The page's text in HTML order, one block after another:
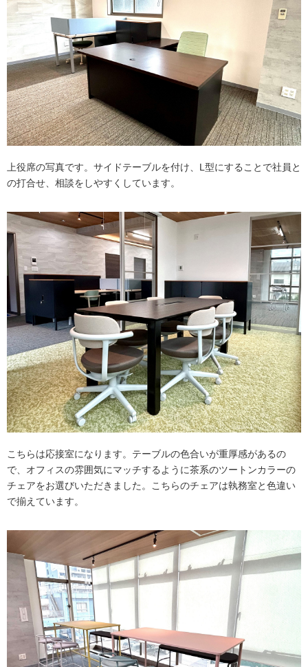
上役席の写真です。サイドテーブルを付け、L型にすることで社員と
の打合せ、相談をしやすくしています。
こちらは応接室になります。テーブルの色合いが重厚感があるの
で、オフィスの雰囲気にマッチするように茶系のツートンカラーの
チェアをお選びいただきました。こちらのチェアは執務室と色違い
で揃えています。